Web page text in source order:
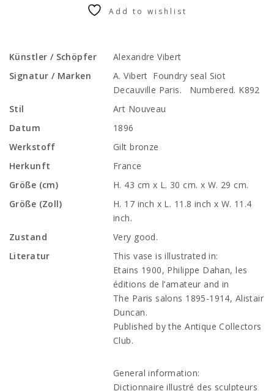
Add to wishlist
Künstler / Schöpfer
Alexandre Vibert
Signatur / Marken
A. Vibert Foundry seal Siot
Decauville Paris. Numbered. K892
Stil
Art Nouveau
Datum
1896
Werkstoff
Gilt bronze
Herkunft
France
Größe (cm)
H. 43 cm x L. 30 cm. x W. 29 cm.
Größe (Zoll)
H. 17 inch x L. 11.8 inch x W. 11.4
inch.
Zustand
Very good.
Literatur
This vase is illustrated in:
Etains 1900, Philippe Dahan, les
éditions de l’amateur and in
The Paris salons 1895-1914, Alistair
Duncan.
Published by the Antique Collectors
Club.
General information:
Dictionnaire illustré des sculpteurs